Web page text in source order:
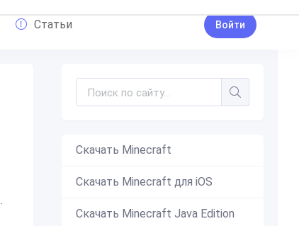
Статьи Войти
автомобиль
Скачать Minecraft
Скачать Minecraft для iOS
Скачать Minecraft Java Edition